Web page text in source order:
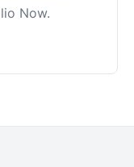
Now.